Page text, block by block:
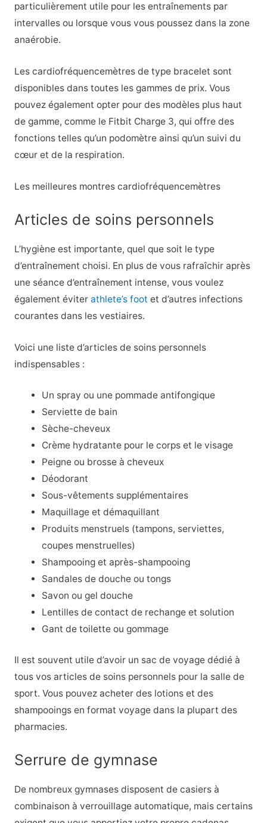
particulièrement utile pour les entraînements par
intervalles ou lorsque vous vous poussez dans la zone
anaérobie.
Les cardiofréquencemètres de type bracelet sont
disponibles dans toutes les gammes de prix. Vous
pouvez également opter pour des modèles plus haut
de gamme, comme le Fitbit Charge 3, qui offre des
fonctions telles qu’un podomètre ainsi qu’un suivi du
cœur et de la respiration.
Les meilleures montres cardiofréquencemètres
Articles de soins personnels
L’hygiène est importante, quel que soit le type
d’entraînement choisi. En plus de vous rafraîchir après
une séance d’entraînement intense, vous voulez
également éviter athlete’s foot et d’autres infections
courantes dans les vestiaires.
Voici une liste d’articles de soins personnels
indispensables :
Un spray ou une pommade antifongique
Serviette de bain
Sèche-cheveux
Crème hydratante pour le corps et le visage
Peigne ou brosse à cheveux
Déodorant
Sous-vêtements supplémentaires
Maquillage et démaquillant
Produits menstruels (tampons, serviettes,
coupes menstruelles)
Shampooing et après-shampooing
Sandales de douche ou tongs
Savon ou gel douche
Lentilles de contact de rechange et solution
Gant de toilette ou gommage
Il est souvent utile d’avoir un sac de voyage dédié à
tous vos articles de soins personnels pour la salle de
sport. Vous pouvez acheter des lotions et des
shampooings en format voyage dans la plupart des
pharmacies.
Serrure de gymnase
De nombreux gymnases disposent de casiers à
combinaison à verrouillage automatique, mais certains